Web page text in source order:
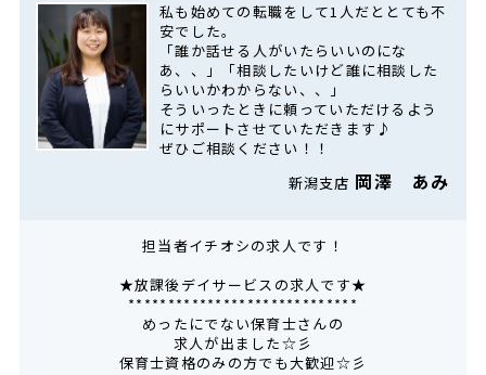
私も始めての転職をして1人だととても不
安でした。
「誰か話せる人がいたらいいのにな
あ、、」「相談したいけど誰に相談した
らいいかわからない、、」
そういったときに頼っていただけるよう
にサポートさせていただきます♪
ぜひご相談ください！！
新潟支店 岡澤 あみ
担当者イチオシの求人です！
★放課後デイサービスの求人です★
*****************************
めったにでない保育士さんの
求人が出ました☆彡
保育士資格のみの方でも大歓迎☆彡